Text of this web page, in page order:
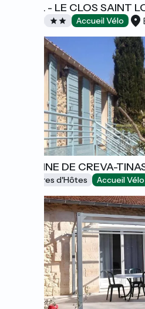
HÔTEL - LE CLOS SAINT
Accueil Vélo
DOMAINE DE CREVA-
Chambres d'Hôtes Accueil Vélo